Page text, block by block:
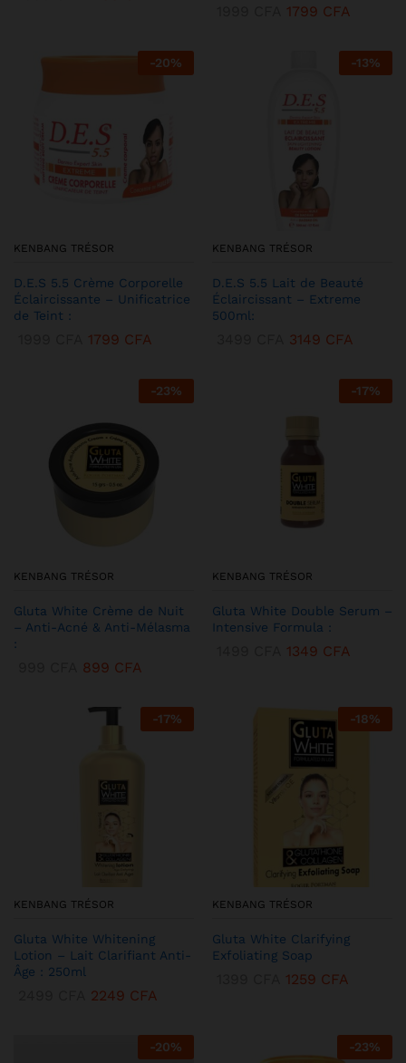
1799 CFA
-20%
KENBANG TRÉSOR
D.E.S 5.5 Crème Corporelle
Éclaircissante – Unificatrice
de Teint :
1799 CFA
-13%
KENBANG TRÉSOR
D.E.S 5.5 Lait de Beauté
Éclaircissant – Extreme
500ml:
3149 CFA
-23%
KENBANG TRÉSOR
Gluta White Crème de Nuit
– Anti-Acné & Anti-Mélasma
:
899 CFA
-17%
KENBANG TRÉSOR
Gluta White Double Serum –
Intensive Formula :
1349 CFA
-17%
KENBANG TRÉSOR
Gluta White Whitening
Lotion – Lait Clarifiant Anti-
Âge : 250ml
2249 CFA
-18%
KENBANG TRÉSOR
Gluta White Clarifying
Exfoliating Soap
1259 CFA
-20% -23%